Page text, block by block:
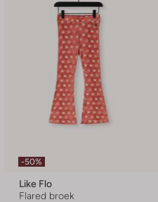
-50%
Like Flo
Flared broek